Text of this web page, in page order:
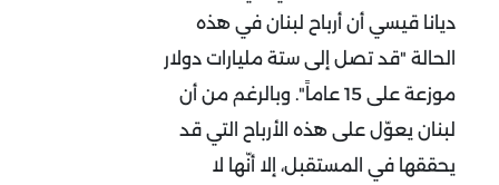
ديانا قيسي أن أرباح لبنان في هذه
الحالة "قد تصل إلى ستة مليارات دولار
موزعة على 15 عاماً". وبالرغم من أن
لبنان يعوّل على هذه الأرباح التي قد
يحققها في المستقبل، إلا أنّها لا